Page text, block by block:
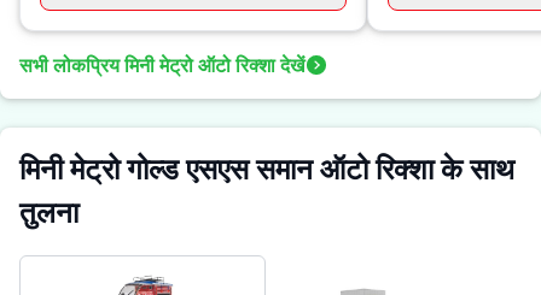
सभी लोकप्रिय मिनी मेट्रो ऑटो रिक्शा देखें
मिनी मेट्रो गोल्ड एसएस समान ऑटो रिक्शा के साथ
तुलना